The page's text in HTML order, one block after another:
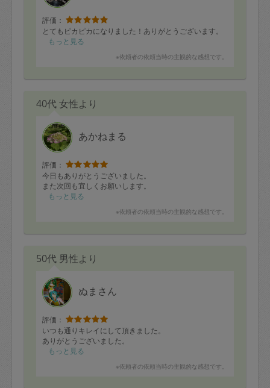
評価：
とてもピカピカになりました！ありがとうございます。
もっと見る
※依頼者の依頼当時の主観的な感想です。
40代 女性より
あかねまる
評価：
今日もありがとうございました。
また次回も宜しくお願いします。
もっと見る
※依頼者の依頼当時の主観的な感想です。
50代 男性より
ぬまさん
評価：
いつも通りキレイにして頂きました。
ありがとうございました。
もっと見る
※依頼者の依頼当時の主観的な感想です。